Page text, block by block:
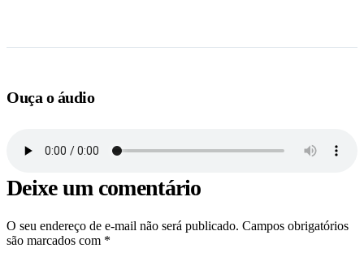
Ouça o áudio
Deixe um comentário
O seu endereço de e-mail não será publicado. Campos obrigatórios
são marcados com *